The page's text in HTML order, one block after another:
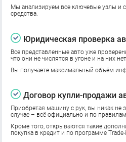
Мы анализируем все ключевые узлы и
средства.
Юридическая проверка
Все представленные авто уже
что они не числятся в угоне и на них
Вы получаете максимальный объём
Договор купли-продажи
Приобретая машину с рук, вы никак не
случае – всё официально и по правилам.
Кроме того, открываются такие
покупка в кредит и по программе Trade-